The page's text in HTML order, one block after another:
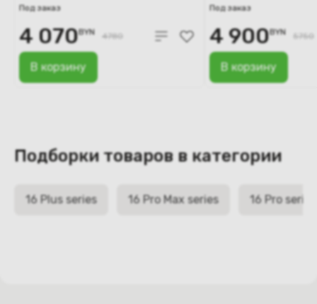
SIM (натуральный титан)
Под заказ
В корзину
4 070BYN 4780
титан)
Под заказ
В корзину
4 900BYN 5750
Подборки товаров в категории
16 Plus series 16 Pro Max series 16 Pro series